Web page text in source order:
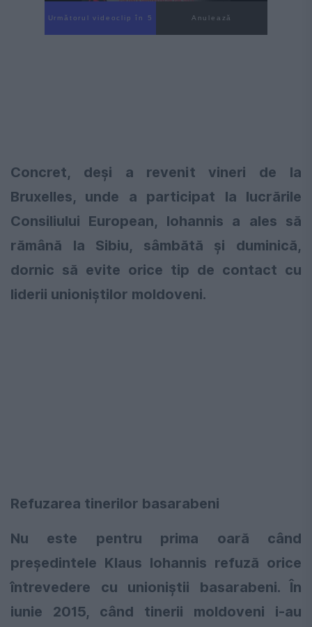
Următorul videoclip în 4 Anulează
Concret, deși a revenit vineri de la
Bruxelles, unde a participat la lucrările
Consiliului European, Iohannis a ales să
rămână la Sibiu, sâmbătă și duminică,
dornic să evite orice tip de contact cu
liderii unioniștilor moldoveni.
Refuzarea tinerilor basarabeni
Nu este pentru prima oară când
președintele Klaus Iohannis refuză orice
întrevedere cu unioniștii basarabeni. În
iunie 2015, când tinerii moldoveni i-au